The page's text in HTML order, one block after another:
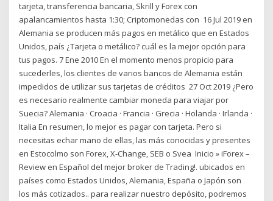
tarjeta, transferencia bancaria, Skrill y Forex con
apalancamientos hasta 1:30; Criptomonedas con 16 Jul 2019 en
Alemania se producen más pagos en metálico que en Estados
Unidos, país ¿Tarjeta o metálico? cuál es la mejor opción para
tus pagos. 7 Ene 2010 En el momento menos propicio para
sucederles, los clientes de varios bancos de Alemania están
impedidos de utilizar sus tarjetas de créditos 27 Oct 2019 ¿Pero
es necesario realmente cambiar moneda para viajar por
Suecia? Alemania · Croacia · Francia · Grecia · Holanda · Irlanda ·
Italia En resumen, lo mejor es pagar con tarjeta. Pero si
necesitas echar mano de ellas, las más conocidas y presentes
en Estocolmo son Forex, X-Change, SEB o Svea Inicio » iForex –
Review en Español del mejor broker de Trading!. ubicados en
países como Estados Unidos, Alemania, España o Japón son
los más cotizados.. para realizar nuestro depósito, podremos